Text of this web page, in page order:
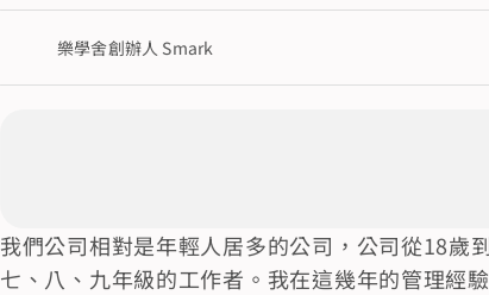
樂學舍創辦人 Smark
我們公司相對是年輕人居多的公司，公司從18歲
七、八、九年級的工作者。我在這幾年的管理經